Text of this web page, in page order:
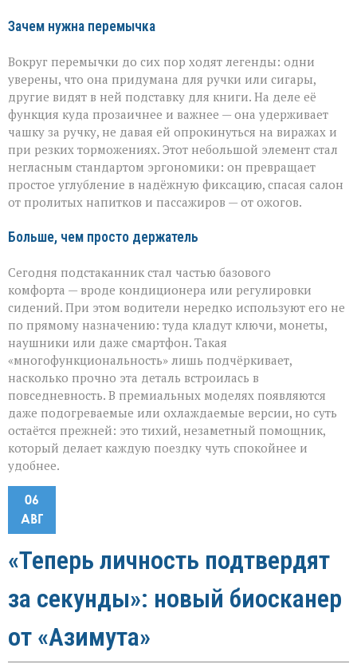
Зачем нужна перемычка
Вокруг перемычки до сих пор ходят легенды: одни
уверены, что она придумана для ручки или сигары,
другие видят в ней подставку для книги. На деле её
функция куда прозаичнее и важнее — она удерживает
чашку за ручку, не давая ей опрокинуться на виражах и
при резких торможениях. Этот небольшой элемент стал
негласным стандартом эргономики: он превращает
простое углубление в надёжную фиксацию, спасая салон
от пролитых напитков и пассажиров — от ожогов.
Больше, чем просто держатель
Сегодня подстаканник стал частью базового
комфорта — вроде кондиционера или регулировки
сидений. При этом водители нередко используют его не
по прямому назначению: туда кладут ключи, монеты,
наушники или даже смартфон. Такая
«многофункциональность» лишь подчёркивает,
насколько прочно эта деталь встроилась в
повседневность. В премиальных моделях появляются
даже подогреваемые или охлаждаемые версии, но суть
остаётся прежней: это тихий, незаметный помощник,
который делает каждую поездку чуть спокойнее и
удобнее.
06
АВГ
«Теперь личность подтвердят
за секунды»: новый биосканер
от «Азимута»